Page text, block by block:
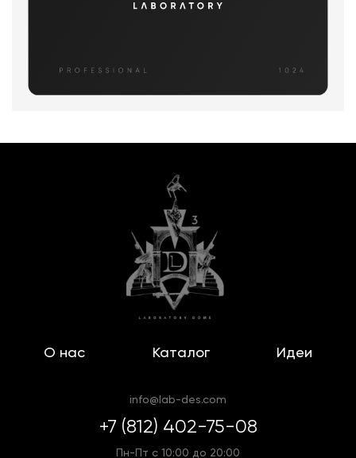
О нас Каталог Идеи
info@lab-des.com
+7 (812) 402-75-08
Пн-Пт с 10:00 до 20:00